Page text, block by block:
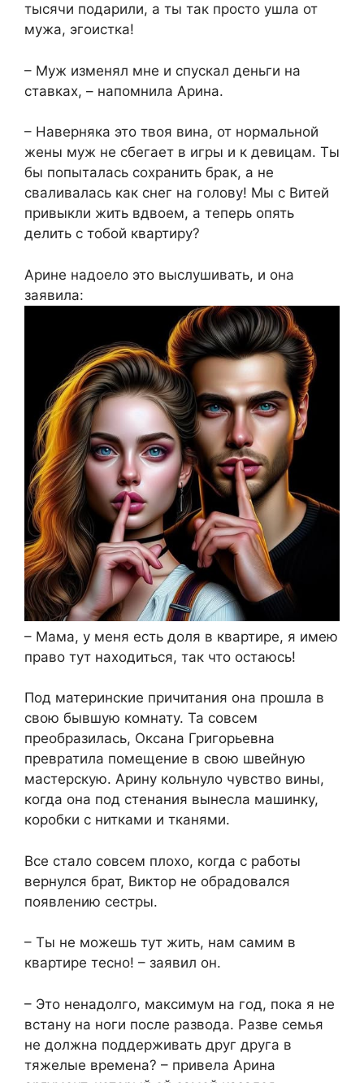
тысячи подарили, а ты так просто ушла от
мужа, эгоистка!
– Муж изменял мне и спускал деньги на
ставках, – напомнила Арина.
– Наверняка это твоя вина, от нормальной
жены муж не сбегает в игры и к девицам. Ты
бы попыталась сохранить брак, а не
сваливалась как снег на голову! Мы с Витей
привыкли жить вдвоем, а теперь опять
делить с тобой квартиру?
Арине надоело это выслушивать, и она
заявила:
– Мама, у меня есть доля в квартире, я имею
право тут находиться, так что остаюсь!
Под материнские причитания она прошла в
свою бывшую комнату. Та совсем
преобразилась, Оксана Григорьевна
превратила помещение в свою швейную
мастерскую. Арину кольнуло чувство вины,
когда она под стенания вынесла машинку,
коробки с нитками и тканями.
Все стало совсем плохо, когда с работы
вернулся брат, Виктор не обрадовался
появлению сестры.
– Ты не можешь тут жить, нам самим в
квартире тесно! – заявил он.
– Это ненадолго, максимум на год, пока я не
встану на ноги после развода. Разве семья
не должна поддерживать друг друга в
тяжелые времена? – привела Арина